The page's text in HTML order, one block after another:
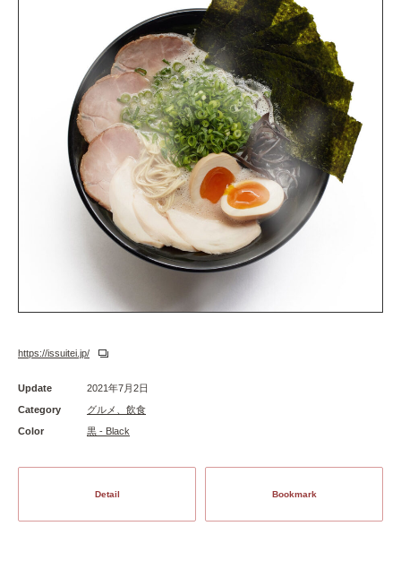
https://issuitei.jp/
Update
2021年7月2日
Category
グルメ、飲食
Color
黒 - Black
Detail Bookmark